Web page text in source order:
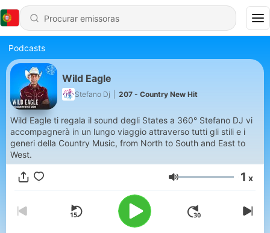
Podcasts
Wild Eagle
Stefano Dj 207 - Country New Hit
Wild Eagle ti regala il sound degli States a 360° Stefano DJ vi
accompagnerà in un lungo viaggio attraverso tutti gli stili e i
generi della Country Music, from North to South and East to
West.
Volume 1 x